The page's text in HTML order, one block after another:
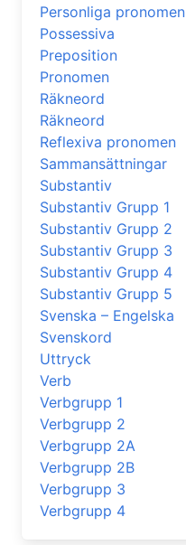
Personliga pronomen
Possessiva
Preposition
Pronomen
Räkneord
Räkneord
Reflexiva pronomen
Sammansättningar
Substantiv
Substantiv Grupp 1
Substantiv Grupp 2
Substantiv Grupp 3
Substantiv Grupp 4
Substantiv Grupp 5
Svenska – Engelska
Svenskord
Uttryck
Verb
Verbgrupp 1
Verbgrupp 2
Verbgrupp 2A
Verbgrupp 2B
Verbgrupp 3
Verbgrupp 4